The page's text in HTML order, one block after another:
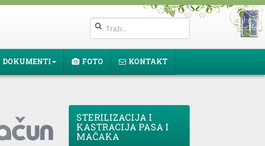
DOKUMENTI FOTO KONTAKT
STERILIZACIJA I
KASTRACIJA PASA I
MAČAKA